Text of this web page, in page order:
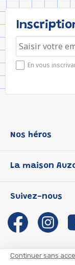
Continuer sans
En vous
Nos héros
P'tit Loup
Les Influenceuses
Migali
Petite Taupe
La maison
Notre histoire
Auzou s'engage
Auteurs et
Suivez-nous